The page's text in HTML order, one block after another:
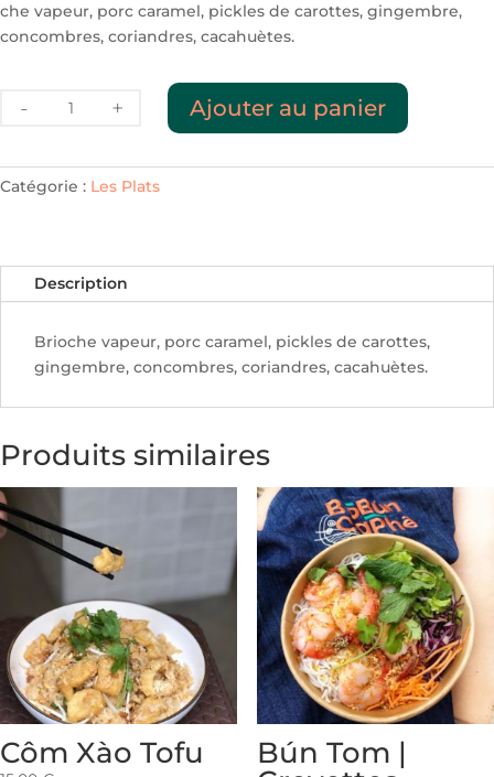
che vapeur, porc caramel, pickles de carottes, gingembre,
concombres, coriandres, cacahuètes.
quantité
Bao
Ajouter au panier
Catégorie : Les Plats
Description
Brioche vapeur, porc caramel, pickles de carottes,
gingembre, concombres, coriandres, cacahuètes.
Produits similaires
Côm Xào Tofu
Bún Tom |